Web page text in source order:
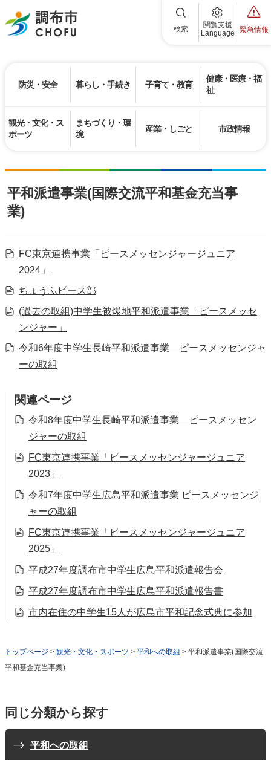
調布市 検索
閲覧支援
Language
緊急情報
防災・安全 暮らし・手続き 子育て・教育
健康・医療・福
祉
観光・文化・ス
ポーツ
まちづくり・環
境
産業・しごと 市政情報
平和派遣事業(国際交流平和基金充当事
業)
FC東京連携事業「ピースメッセンジャージュニア
2024」
ちょうふピース部
(過去の取組)中学生被爆地平和派遣事業「ピースメッセ
ンジャー」
令和6年度中学生長崎平和派遣事業 ピースメッセンジャ
ーの取組
関連ページ
令和8年度中学生長崎平和派遣事業 ピースメッセン
ジャーの取組
FC東京連携事業「ピースメッセンジャージュニア
2023」
令和7年度中学生広島平和派遣事業 ピースメッセンジ
ャーの取組
FC東京連携事業「ピースメッセンジャージュニア
2025」
平成27年度調布市中学生広島平和派遣報告会
平成27年度調布市中学生広島平和派遣報告書
市内在住の中学生15人が広島市平和記念式典に参加
トップページ > 観光・文化・スポーツ > 平和への取組 > 平和派遣事業(国際交流
平和基金充当事業)
同じ分類から探す
平和への取組